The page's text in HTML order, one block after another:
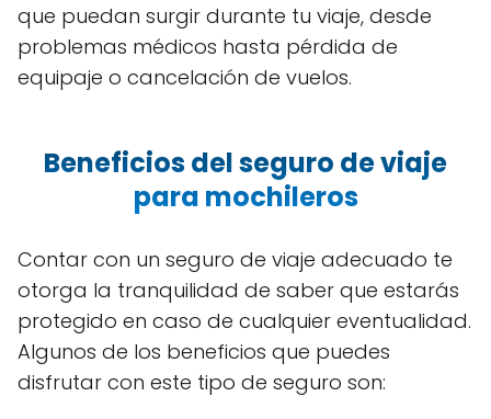
que puedan surgir durante tu viaje, desde
problemas médicos hasta pérdida de
equipaje o cancelación de vuelos.
Beneficios del seguro de viaje
para mochileros
Contar con un seguro de viaje adecuado te
otorga la tranquilidad de saber que estarás
protegido en caso de cualquier eventualidad.
Algunos de los beneficios que puedes
disfrutar con este tipo de seguro son: